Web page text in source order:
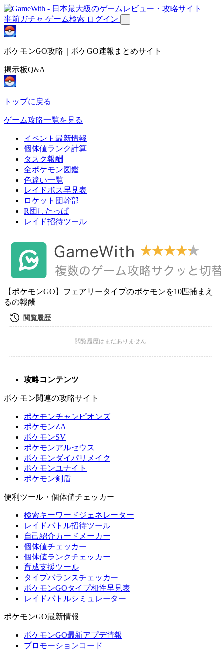
事前ガチャ ゲーム検索 ログイン
ポケモンGO攻略｜ポケGO速報まとめサイト
掲示板Q&A
トップに戻る
ゲーム攻略一覧を見る
イベント最新情報
個体値ランク計算
タスク報酬
全ポケモン図鑑
色違い一覧
レイドボス早見表
ロケット団幹部
R団したっぱ
レイド招待ツール
【ポケモンGO】フェアリータイプのポケモンを10匹捕まえ
るの報酬
攻略コンテンツ
ポケモン関連の攻略サイト
ポケモンチャンピオンズ
ポケモンZA
ポケモンSV
ポケモンアルセウス
ポケモンダイパリメイク
ポケモンユナイト
ポケモン剣盾
便利ツール・個体値チェッカー
検索キーワードジェネレーター
レイドバトル招待ツール
自己紹介カードメーカー
個体値チェッカー
個体値ランクチェッカー
育成支援ツール
タイプバランスチェッカー
ポケモンGOタイプ相性早見表
レイドバトルシミュレーター
ポケモンGO最新情報
ポケモンGO最新アプデ情報
プロモーションコード